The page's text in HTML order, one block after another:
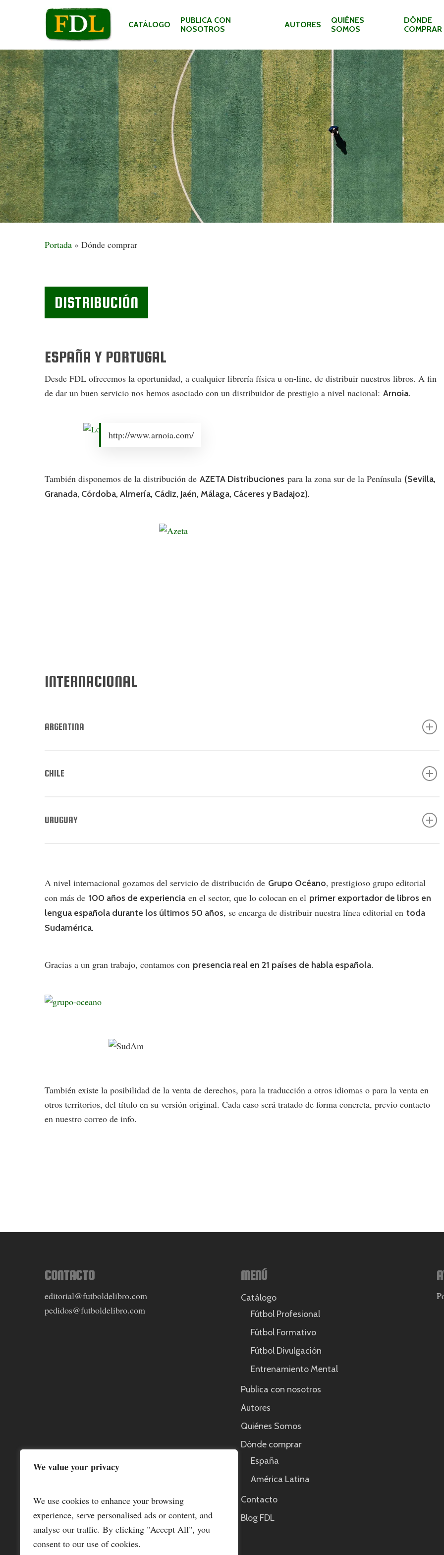
We value your privacy
We use cookies to enhance your browsing
experience, serve personalised ads or content, and
analyse our traffic. By clicking "Accept All", you
consent to our use of cookies.
Hit enter to search or ESC to close
CATÁLOGO
PUBLICA CON
NOSOTROS
AUTORES
QUIÉNES
SOMOS
DÓNDE
COMPRAR
Portada » Dónde comprar
DISTRIBUCIÓN
ESPAÑA Y PORTUGAL
Desde FDL ofrecemos la oportunidad, a cualquier librería física u on-line, de distribuir nuestros libros. A fin
de dar un buen servicio nos hemos asociado con un distribuidor de prestigio a nivel nacional:Arnoia.
http://www.arnoia.com/
También disponemos de la distribución deAZETA Distribuciones para la zona sur de la Península (Sevilla,
Granada, Córdoba, Almería, Cádiz, Jaén, Málaga, Cáceres y Badajoz).
INTERNACIONAL
ARGENTINA
CHILE
URUGUAY
A nivel internacional gozamos del servicio de distribución de Grupo Océano, prestigioso grupo editorial
con más de 100 años de experiencia en el sector, que lo colocan en el primer exportador de libros en
lengua española durante los últimos 50 años, se encarga de distribuir nuestra línea editorial entoda
Sudamérica.
Gracias a un gran trabajo, contamos con presencia real en 21 países de habla española.
También existe la posibilidad de la venta de derechos, para la traducción a otros idiomas o para la venta en
otros territorios, del título en su versión original. Cada caso será tratado de forma concreta, previo contacto
en nuestro correo de info.
CONTACTO
editorial@futboldelibro.com
pedidos@futboldelibro.com
MENÚ
Catálogo
Fútbol Profesional
Fútbol Formativo
Fútbol Divulgación
Entrenamiento Mental
Publica con nosotros
Autores
Quiénes Somos
Dónde comprar
España
América Latina
Contacto
Blog FDL